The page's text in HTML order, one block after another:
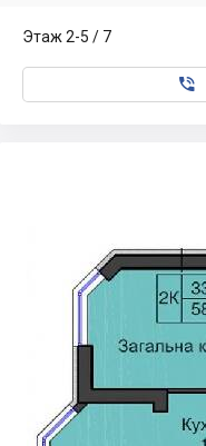
Этаж 2-5 / 7
